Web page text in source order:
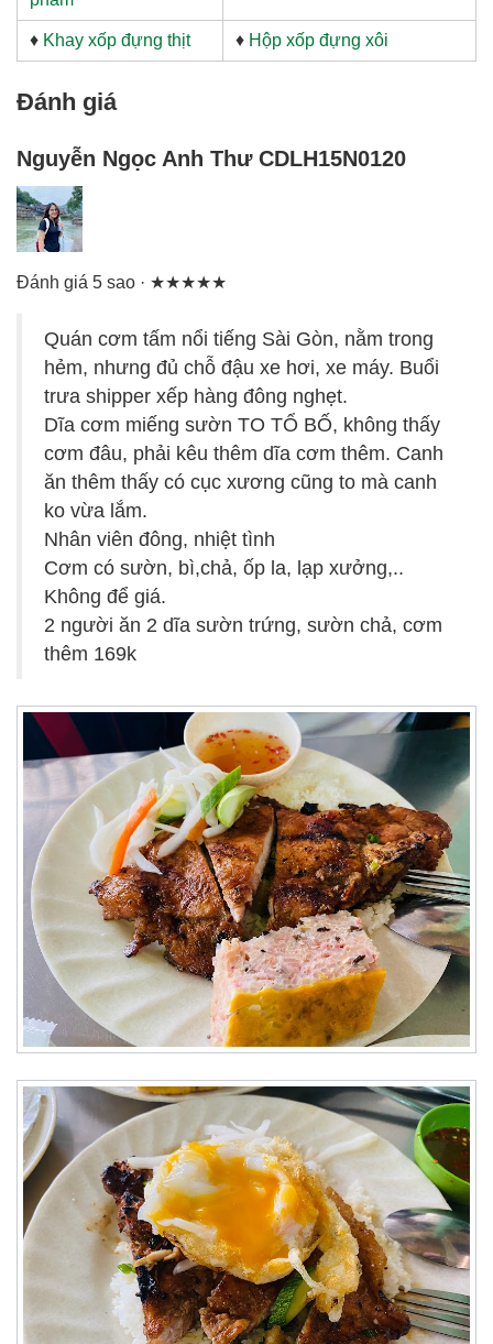
♦ Khay xốp đựng thịt ♦ Hộp xốp đựng xôi
Đánh giá
Nguyễn Ngọc Anh Thư CDLH15N0120
Đánh giá 5 sao · ★★★★★
Quán cơm tấm nổi tiếng Sài Gòn, nằm trong
hẻm, nhưng đủ chỗ đậu xe hơi, xe máy. Buổi
trưa shipper xếp hàng đông nghẹt.
Dĩa cơm miếng sườn TO TỔ BỐ, không thấy
cơm đâu, phải kêu thêm dĩa cơm thêm. Canh
ăn thêm thấy có cục xương cũng to mà canh
ko vừa lắm.
Nhân viên đông, nhiệt tình
Cơm có sườn, bì,chả, ốp la, lạp xưởng,..
Không để giá.
2 người ăn 2 dĩa sườn trứng, sườn chả, cơm
thêm 169k